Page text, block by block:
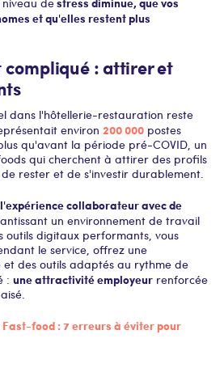
et qu'elles restent plus
compliqué : attirer et
dans l'hôtellerie-restauration reste
environ 200 000 postes
qu'avant la période pré-COVID, un
qui cherchent à attirer des profils
rester et de s'investir durablement.
collaborateur avec de
un environnement de travail
outils digitaux performants, vous
le service, offrez une
des outils adaptés au rythme de
: une attractivité employeur renforcée
Fast-food : 7 erreurs à éviter pour